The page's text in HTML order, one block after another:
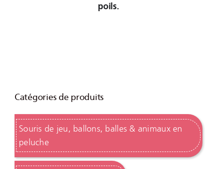
poils.
Catégories de produits
Souris de jeu, ballons, balles & animaux en
peluche